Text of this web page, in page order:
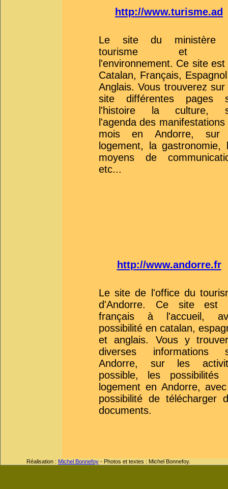
http://www.turisme.ad
Le site du ministère
tourisme et
l'environnement. Ce site est
Catalan, Français,
Anglais. Vous trouverez sur
site différentes pages
l'histoire la culture,
l'agenda des manifestations
mois en Andorre, sur
logement, la gastronomie,
moyens de
etc...
http://www.andorre.fr
Le site de l'office du
d'Andorre. Ce site est
français à l'accueil,
possibilité en catalan,
et anglais. Vous y
diverses informations
Andorre, sur les
possible, les possibilités
logement en Andorre,
possibilité de télécharger
documents.
Réalisation : Michel Bonnefoy - Photos et textes : Michel Bonnefoy.